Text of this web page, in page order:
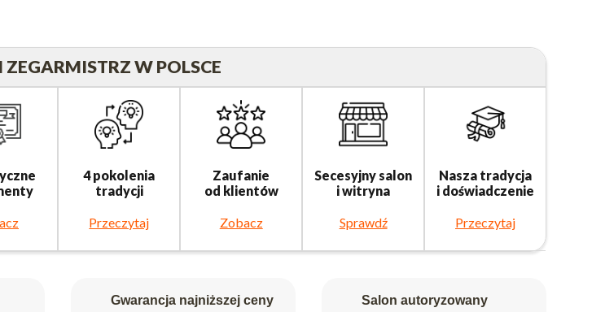
ZEGARMISTRZ W POLSCE
4 pokolenia
tradycji
Przeczytaj
Zaufanie
od klientów
Zobacz
Secesyjny salon
i witryna
Sprawdź
Nasza tradycja
i doświadczenie
Przeczytaj
Gwarancja najniższej ceny Salon autoryzowany